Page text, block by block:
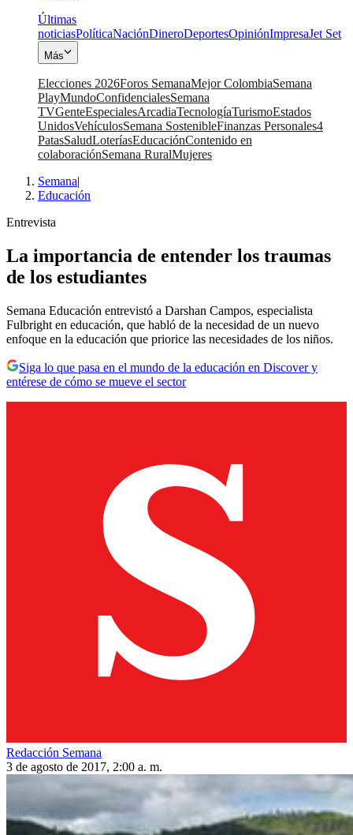
Últimas
noticiasPolíticaNaciónDineroDeportesOpiniónImpresaJet Set
Más
Elecciones 2026Foros SemanaMejor ColombiaSemana
PlayMundoConfidencialesSemana
TVGenteEspecialesArcadiaTecnologíaTurismoEstados
UnidosVehículosSemana SostenibleFinanzas Personales4
PatasSaludLoteríasEducaciónContenido en
colaboraciónSemana RuralMujeres
Semana|
Educación
Entrevista
La importancia de entender los traumas
de los estudiantes
Semana Educación entrevistó a Darshan Campos, especialista
Fulbright en educación, que habló de la necesidad de un nuevo
enfoque en la educación que priorice las necesidades de los niños.
Siga lo que pasa en el mundo de la educación en Discover y
entérese de cómo se mueve el sector
Redacción Semana
3 de agosto de 2017, 2:00 a. m.